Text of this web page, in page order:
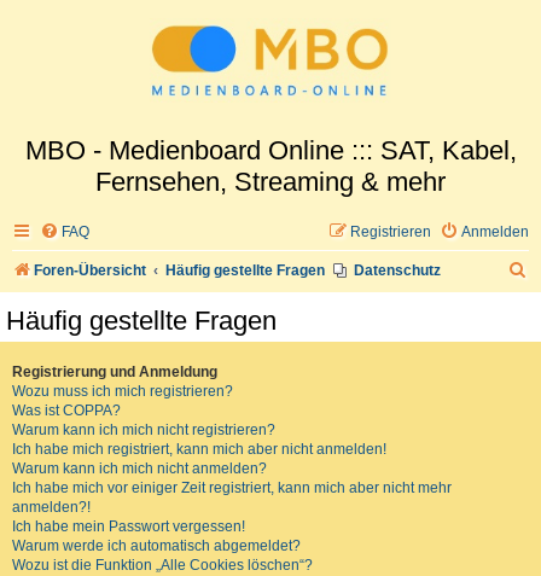
MBO - Medienboard Online ::: SAT, Kabel,
Fernsehen, Streaming & mehr
FAQ Anmelden
Registrieren
Foren-Übersicht Häufig gestellte Fragen Datenschutz
Häufig gestellte Fragen
Registrierung und Anmeldung
Wozu muss ich mich registrieren?
Was ist COPPA?
Warum kann ich mich nicht registrieren?
Ich habe mich registriert, kann mich aber nicht anmelden!
Warum kann ich mich nicht anmelden?
Ich habe mich vor einiger Zeit registriert, kann mich aber nicht mehr
anmelden?!
Ich habe mein Passwort vergessen!
Warum werde ich automatisch abgemeldet?
Wozu ist die Funktion „Alle Cookies löschen“?